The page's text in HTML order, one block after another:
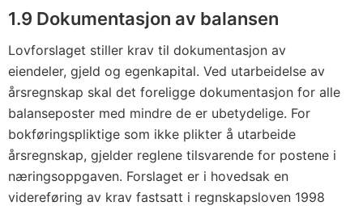
1.9 Dokumentasjon av balansen
Lovforslaget stiller krav til dokumentasjon av
eiendeler, gjeld og egenkapital. Ved utarbeidelse av
årsregnskap skal det foreligge dokumentasjon for alle
balanseposter med mindre de er ubetydelige. For
bokføringspliktige som ikke plikter å utarbeide
årsregnskap, gjelder reglene tilsvarende for postene i
næringsoppgaven. Forslaget er i hovedsak en
videreføring av krav fastsatt i regnskapsloven 1998